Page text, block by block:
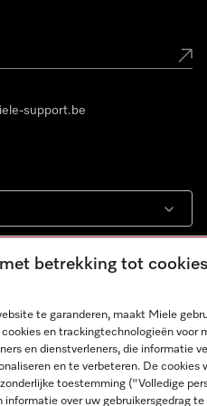
support.be
betrekking tot
te garanderen, maakt Miele
en trackingtechnologieën voor
en dienstverleners, die informatie
en te verbeteren. De
toestemming ("Volledige
over uw gebruikersgedrag